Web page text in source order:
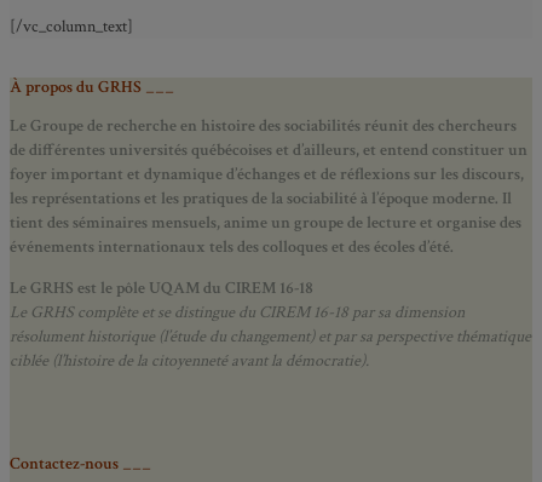
[/vc_column_text]
À propos du GRHS ___
Le Groupe de recherche en histoire des sociabilités réunit des chercheurs
de différentes universités québécoises et d’ailleurs, et entend constituer un
foyer important et dynamique d’échanges et de réflexions sur les discours,
les représentations et les pratiques de la sociabilité à l’époque moderne. Il
tient des séminaires mensuels, anime un groupe de lecture et organise des
événements internationaux tels des colloques et des écoles d’été.
Le GRHS est le pôle UQAM du CIREM 16-18
Le GRHS complète et se distingue du CIREM 16-18 par sa dimension
résolument historique (l’étude du changement) et par sa perspective thématique
ciblée (l’histoire de la citoyenneté avant la démocratie).
Contactez-nous ___